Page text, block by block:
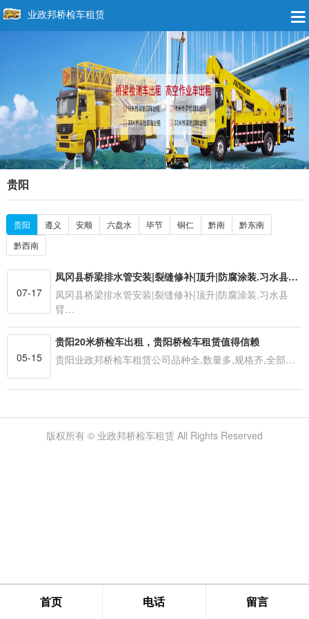
业政邦桥检车租赁
贵阳
贵阳 遵义 安顺 六盘水 毕节 铜仁 黔南
黔东南
黔西南
07-17
凤冈县桥梁排水管安装|裂缝修补|顶升|防腐涂装.习水县臂架式桁架式14.16.18.20.22.23.24米路桥检测车租赁
凤冈县桥梁排水管安装|裂缝修补|顶升|防腐涂装.习水县
臂…
05-15
贵阳20米桥检车出租，贵阳桥检车租赁值得信赖
贵阳业政邦桥检车租赁公司品种全,数量多,规格齐,全部…
版权所有 © 业政邦桥检车租赁 All Rights Reserved
首页 电话 留言